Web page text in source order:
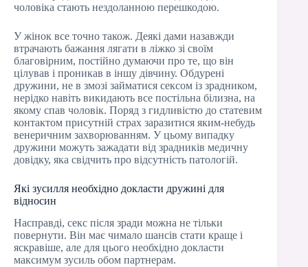
чоловіка стають нездоланною перешкодою.
У жінок все точно також. Деякі дами назавжди
втрачають бажання лягати в ліжко зі своїм
благовірним, постійно думаючи про те, що він
цілував і проникав в іншу дівчину. Обдурені
дружини, не в змозі займатися сексом із зрадником,
нерідко навіть викидають все постільна білизна, на
якому спав чоловік. Поряд з гидливістю до статевим
контактом присутній страх заразитися яким-небудь
венеричним захворюванням. У цьому випадку
дружини можуть зажадати від зрадників медичну
довідку, яка свідчить про відсутність патологій.
Які зусилля необхідно докласти дружині для
відносин
Насправді, секс після зради можна не тільки
повернути. Він має чимало шансів стати краще і
яскравіше, але для цього необхідно докласти
максимум зусиль обом партнерам.